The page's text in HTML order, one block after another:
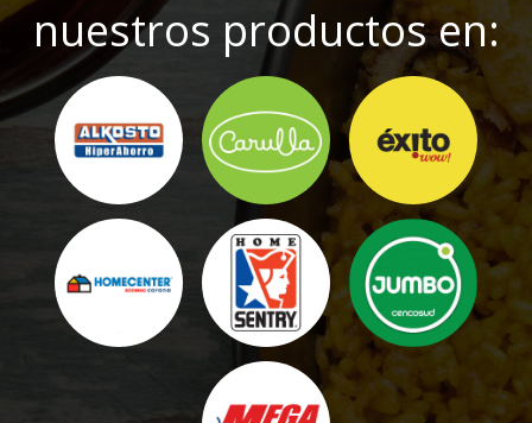
nuestros productos en: